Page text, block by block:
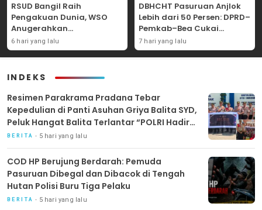
RSUD Bangil Raih
Pengakuan Dunia, WSO
Anugerahkan
Penghargaan
Internasional untuk
6 hari yang lalu
DBHCHT Pasuruan Anjlok
Lebih dari 50 Persen: DPRD–
Pemkab–Bea Cukai
Perkuat Perang Melawan
Peredaran Rokok Ilegal
7 hari yang lalu
INDEKS
Resimen Parakrama Pradana Tebar
Kepedulian di Panti Asuhan Griya Balita SYD,
Peluk Hangat Balita Terlantar “POLRI Hadir
Dengan Hati”
BERITA 5 hari yang lalu
COD HP Berujung Berdarah: Pemuda
Pasuruan Dibegal dan Dibacok di Tengah
Hutan Polisi Buru Tiga Pelaku
BERITA 5 hari yang lalu